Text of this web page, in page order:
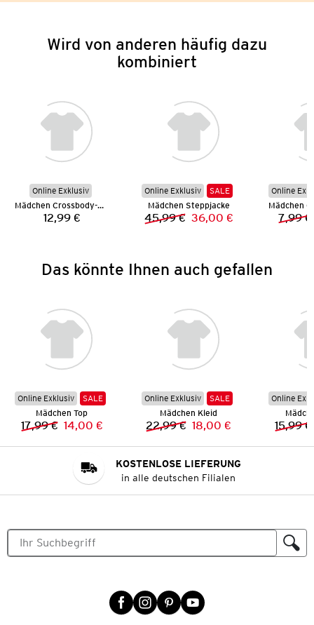
Wird von anderen häufig dazu
kombiniert
Online Exklusiv
Mädchen Crossbody-Bag
Preis:
12,99 €
Online Exklusiv
SALE
Mädchen Steppjacke
Vorheriger Preis:
45,99 € Neuer Preis:
36,00 €
Online
7,99 €
Das könnte Ihnen auch gefallen
Online Exklusiv
SALE
Mädchen Top
Vorheriger Preis:
17,99 € Neuer Preis:
14,00 €
Online Exklusiv
SALE
Mädchen Kleid
Vorheriger Preis:
22,99 € Neuer Preis:
18,00 €
Online
15,99 €
KOSTENLOSE LIEFERUNG
in alle deutschen Filialen